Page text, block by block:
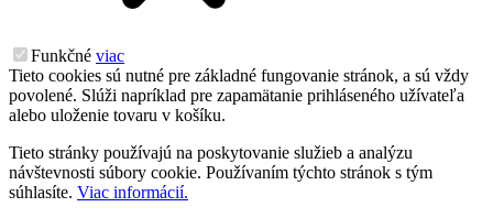
Funkčné viac
Tieto cookies sú nutné pre základné fungovanie stránok, a sú vždy
povolené. Slúži napríklad pre zapamätanie prihláseného užívateľa
alebo uloženie tovaru v košíku.
Tieto stránky používajú na poskytovanie služieb a analýzu
návštevnosti súbory cookie. Používaním týchto stránok s tým
súhlasíte. Viac informácií.